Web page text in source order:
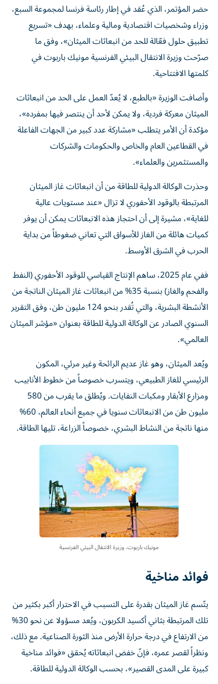
حضر المؤتمر، الذي عُقد في إطار رئاسة فرنسا لمجموعة السبع،
وزراء وشخصيات اقتصادية ومالية وعلماء، بهدف «تسريع
تطبيق حلول فعّالة للحد من انبعاثات الميثان»، وفق ما
صرّحت وزيرة الانتقال البيئي الفرنسية مونيك باربوت في
كلمتها الافتتاحية.
وأضافت الوزيرة «بالطبع، لا يُعدّ العمل على الحد من انبعاثات
الميثان معركة فردية، ولا يمكن لأحد أن ينتصر فيها بمفرده»،
مؤكدة أن الأمر يتطلب «مشاركة عدد كبير من الجهات الفاعلة
في القطاعين العام والخاص والحكومات والشركات
والمستثمرين والعلماء».
وحذرت الوكالة الدولية للطاقة من أن انبعاثات غاز الميثان
المرتبطة بالوقود الأحفوري لا تزال «عند مستويات عالية
للغاية»، مشيرة إلى أن احتجاز هذه الانبعاثات يمكن أن يوفر
كميات هائلة من الغاز للأسواق التي تعاني ضغوطاً من بداية
الحرب في الشرق الأوسط.
ففي عام 2025، ساهم الإنتاج القياسي للوقود الأحفوري (النفط
والفحم والغاز) بنسبة 35% من انبعاثات غاز الميثان الناتجة من
الأنشطة البشرية، والتي تُقدر بنحو 124 مليون طن، وفق التقرير
السنوي الصادر عن الوكالة الدولية للطاقة بعنوان «مؤشر الميثان
العالمي».
ويُعد الميثان، وهو غاز عديم الرائحة وغير مرئي، المكون
الرئيسي للغاز الطبيعي، ويتسرب خصوصاً من خطوط الأنابيب
ومزارع الأبقار ومكبات النفايات. ويُطلق ما يقرب من 580
مليون طن من الانبعاثات سنويا في جميع أنحاء العالم، 60%
منها ناتجة من النشاط البشري، خصوصاً الزراعة، تليها الطاقة.
مونيك باربوت، وزيرة الانتقال البيئي الفرنسية
فوائد مناخية
يتّسم غاز الميثان بقدرة على التسبب في الاحترار أكبر بكثير من
تلك المرتبطة بثاني أكسيد الكربون، ويُعد مسؤولا عن نحو 30%
من الارتفاع في درجة حرارة الأرض منذ الثورة الصناعية. مع ذلك،
ونظراً لقصر عمره، فإنّ خفض انبعاثاته يُحقق «فوائد مناخية
كبيرة على المدى القصير»، بحسب الوكالة الدولية للطاقة.